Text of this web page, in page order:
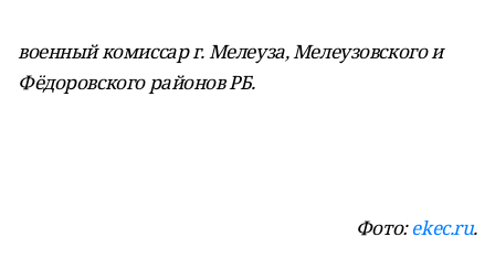
военный комиссар г. Мелеуза,Мелеузовского и
Фёдоровского районов РБ.
Фото:ekec.ru.